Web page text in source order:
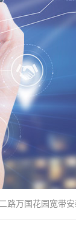
路万国花园宽带